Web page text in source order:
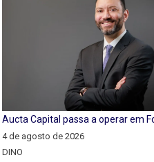
Aucta Capital passa a operar em
4 de agosto de 2026
DINO